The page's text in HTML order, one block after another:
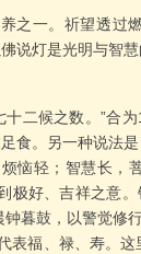
之一。祈望透过
说灯是光明与智
二候之数。”合
食。另一种说法
恼轻；智慧长，
极好、吉祥之意
暮鼓，以警觉修
表福、禄、寿。